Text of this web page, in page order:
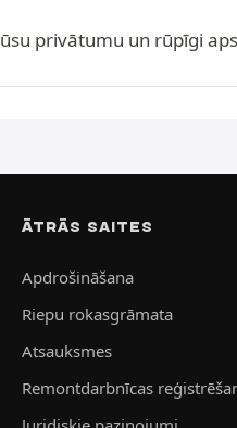
privātumu un rūpīgi
ĀTRĀS SAITES
Apdrošināšana
Riepu rokasgrāmata
Atsauksmes
Remontdarbnīcas